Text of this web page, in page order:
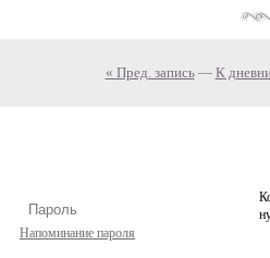
« Пред. запись— К
Напоминание пароля